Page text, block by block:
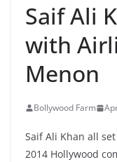
Saif Ali
with
Menon
Bollywood Farm
Saif Ali Khan all
2014 Hollywood